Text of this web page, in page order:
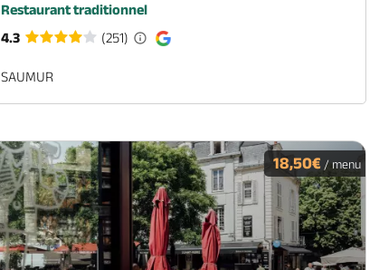
Restaurant traditionnel
4.3
(251)
SAUMUR
18,50€ / menu